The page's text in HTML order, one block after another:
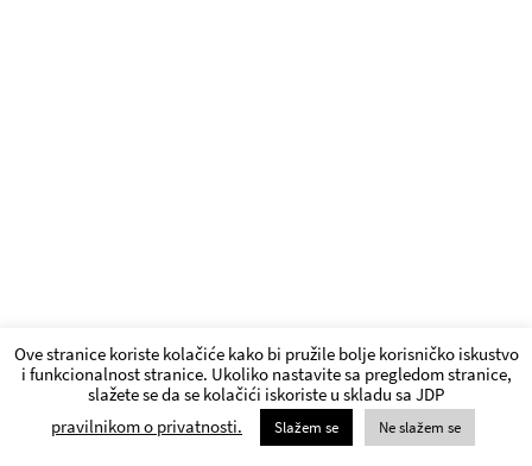
Ove stranice koriste kolačiće kako bi pružile bolje korisničko iskustvo
i funkcionalnost stranice. Ukoliko nastavite sa pregledom stranice,
slažete se da se kolačići iskoriste u skladu sa JDP
pravilnikom o privatnosti.
Slažem se Ne slažem se